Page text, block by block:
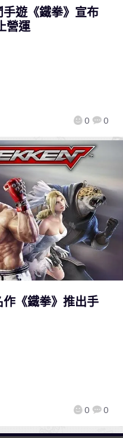
手遊《鐵拳》宣布
營運
0 0
作《鐵拳》推出手
0 0